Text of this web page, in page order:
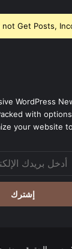
not Get Posts,
WordPress
with
your website